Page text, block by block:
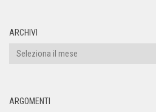
ARCHIVI
ARGOMENTI